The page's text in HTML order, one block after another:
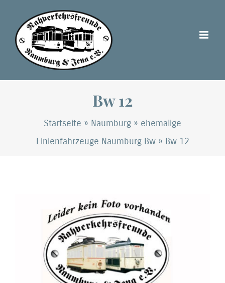
Inhalt
springen
Bw 12
Startseite » Naumburg » ehemalige
Linienfahrzeuge Naumburg Bw» Bw 12
grösseres